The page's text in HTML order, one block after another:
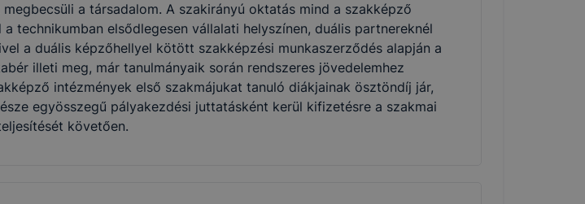
a társadalom. A szakirányú oktatás mind a szakképző
a technikumban elsődlegesen vállalati helyszínen, duális partnereknél
a duális képzőhellyel kötött szakképzési munkaszerződés alapján a
illeti meg, már tanulmányaik során rendszeres jövedelemhez
intézmények első szakmájukat tanuló diákjainak ösztöndíj jár,
egyösszegű pályakezdési juttatásként kerül kifizetésre a szakmai
követően.